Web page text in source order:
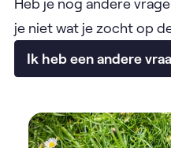
je niet wat je zocht op
Ik heb een andere